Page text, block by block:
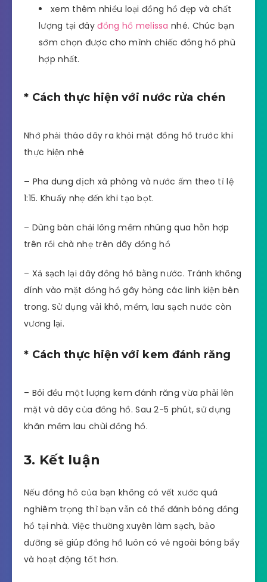
xem thêm nhiều loại đồng hồ đẹp và chất
lượng tại đâyđồng hồ melissa nhé. Chúc bạn
sớm chọn được cho mình chiếc đồng hồ phù
hợp nhất.
* Cách thực hiện với nước rửa chén
Nhớ phải tháo dây ra khỏi mặt đồng hồ trước khi
thực hiện nhé
– Pha dung dịch xà phòng và nước ấm theo tỉ lệ
1:15. Khuấy nhẹ đến khi tạo bọt.
– Dùng bàn chải lông mềm nhúng qua hỗn hợp
trên rồi chà nhẹ trên dây đồng hồ
– Xả sạch lại dây đồng hồ bằng nước. Tránh không
dính vào mặt đồng hồ gây hỏng các linh kiện bên
trong. Sử dụng vải khô, mềm, lau sạch nước còn
vương lại.
* Cách thực hiện với kem đánh răng
– Bôi đều một lượng kem đánh răng vừa phải lên
mặt và dây của đồng hồ. Sau 2-5 phút, sử dụng
khăn mềm lau chùi đồng hồ.
3. Kết luận
Nếu đồng hồ của bạn không có vết xước quá
nghiêm trọng thì bạn vẫn có thể đánh bóng đồng
hồ tại nhà. Việc thường xuyên làm sạch, bảo
dưỡng sẽ giúp đồng hồ luôn có vẻ ngoài bóng bẩy
và hoạt động tốt hơn.